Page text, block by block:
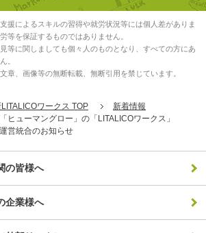
援によるスキルの習得や就労状況等には個人差がありま
等を保証するものではありません。
等に関しましても個々人のものとなり、すべての方にあ
。
章、画像等の無断転載、無断引用を禁じています。
ワークス TOP
新着情報
ヒューマングロー」の「LITALICOワークス」
営統合のお知らせ
の皆様へ
企業様へ